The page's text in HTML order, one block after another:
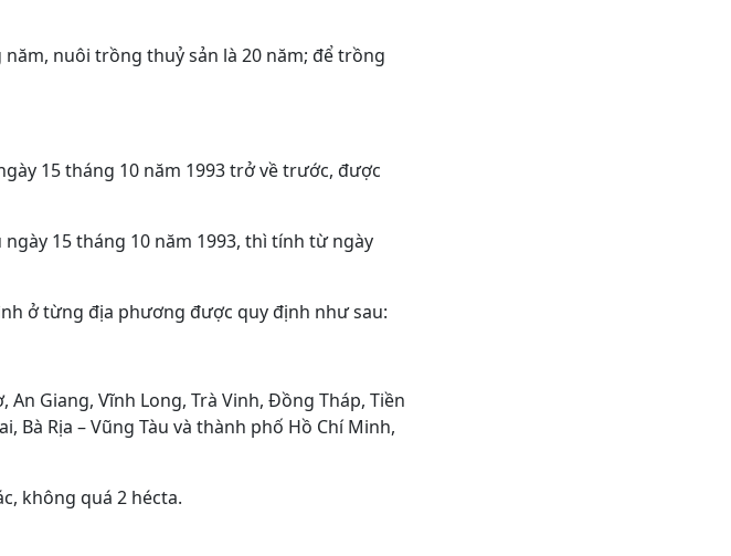
nuôi trồng thuỷ sản là 20 năm; để trồng
15 tháng 10 năm 1993 trở về trước, được
15 tháng 10 năm 1993, thì tính từ ngày
ở từng địa phương được quy định như sau:
An Giang, Vĩnh Long, Trà Vinh, Đồng Tháp, Tiền
Bà Rịa – Vũng Tàu và thành phố Hồ Chí Minh,
không quá 2 hécta.